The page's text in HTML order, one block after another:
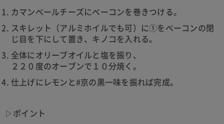
カマンベールチーズにベーコンを巻きつける。
スキレット（アルミホイルでも可）に①をベーコンの閉
じ目を下にして置き、キノコを入れる。
全体にオリーブオイルと塩を振り、
２２０度のオーブンで１０分焼く。
仕上げにレモンと#京の黒一味を振れば完成。
▷ポイント